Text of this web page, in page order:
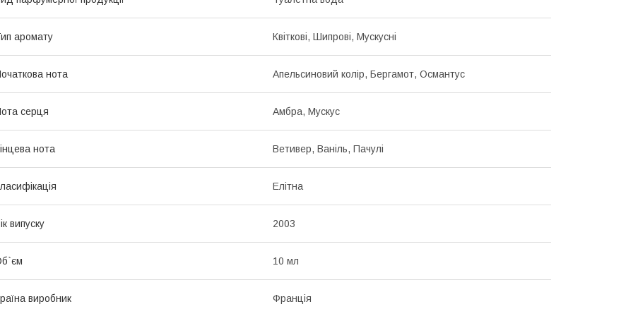
аромату Квіткові, Шипрові, Мускусні
нота Апельсиновий колір, Бергамот, Османтус
серця Амбра, Мускус
нота Ветивер, Ваніль, Пачулі
Елітна
випуску 2003
10 мл
виробник Франція